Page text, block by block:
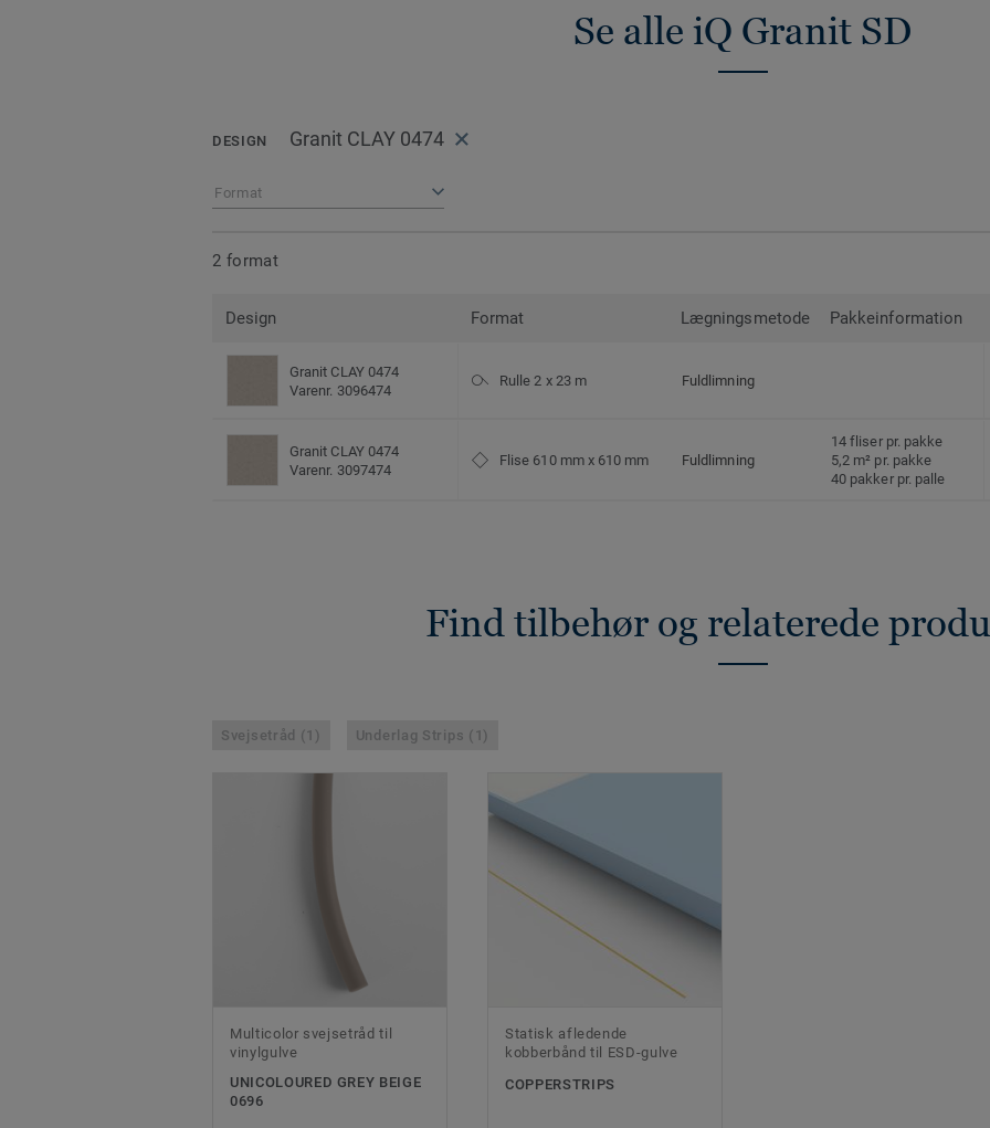
Se alle iQ Granit SD
DESIGN Granit CLAY 0474
Format
2 format
Design Format Lægningsmetode Pakkeinformation
Granit CLAY 0474
Varenr. 3096474
Rulle 2 x 23 m Fuldlimning
Granit CLAY 0474
Varenr. 3097474
Flise 610 mm x 610 mm Fuldlimning
14 fliser pr. pakke
5,2 m² pr. pakke
40 pakker pr. palle
Find tilbehør og relaterede
Svejsetråd (1) Underlag Strips (1)
Multicolor svejsetråd til
vinylgulve
UNICOLOURED GREY BEIGE
0696
Statisk afledende
kobberbånd til ESD-gulve
COPPERSTRIPS